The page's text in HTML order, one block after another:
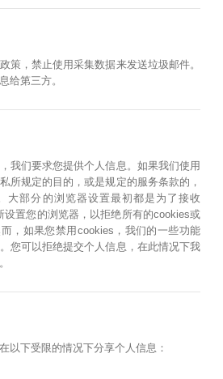
策，禁止使用采集数据来发送垃圾邮件。
给第三方。
我们要求您提供个人信息。如果我们使用
所规定的目的，或是规定的服务条款的，
大部分的浏览器设置最初都是为了接收
设置您的浏览器，以拒绝所有的cookies或
，如果您禁用cookies，我们的一些功能
您可以拒绝提交个人信息，在此情况下我
以下受限的情况下分享个人信息：